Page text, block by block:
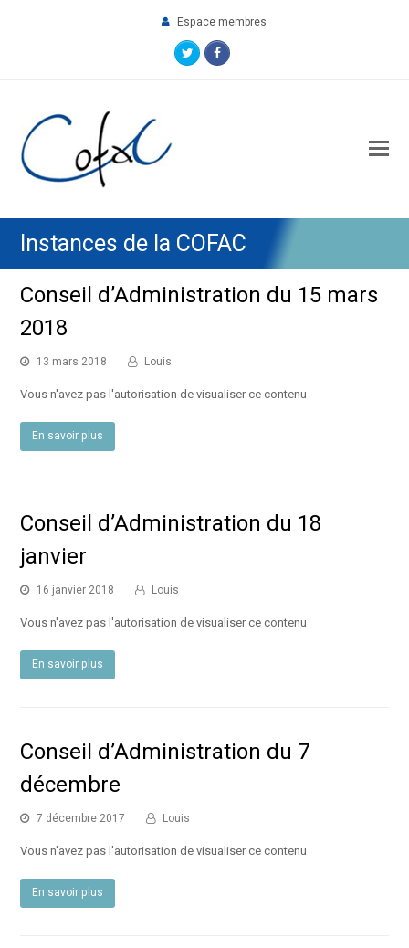
Espace membres
TwitterFacebook
Instances de la COFAC
Conseil d’Administration du 15 mars
2018
13 mars 2018 Louis
Vous n'avez pas l'autorisation de visualiser ce contenu
En savoir plus
Conseil d’Administration du 18
janvier
16 janvier 2018 Louis
Vous n'avez pas l'autorisation de visualiser ce contenu
En savoir plus
Conseil d’Administration du 7
décembre
7 décembre 2017 Louis
Vous n'avez pas l'autorisation de visualiser ce contenu
En savoir plus